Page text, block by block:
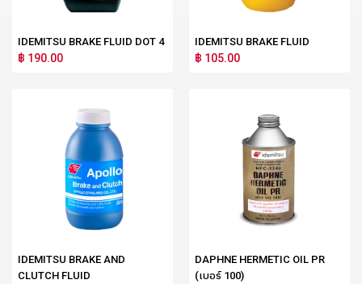
IDEMITSU BRAKE FLUID DOT 4
฿ 190.00
IDEMITSU BRAKE FLUID
฿ 105.00
IDEMITSU BRAKE AND
CLUTCH FLUID
DAPHNE HERMETIC OIL PR
(เบอร์ 100)